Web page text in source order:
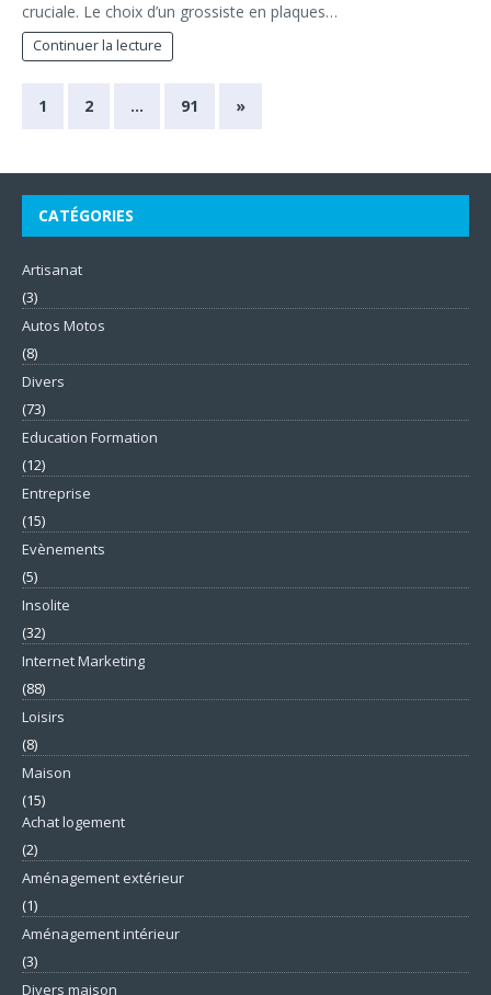
cruciale. Le choix d’un grossiste en plaques…
Continuer la lecture
1 2 … 91 »
CATÉGORIES
Artisanat
(3)
Autos Motos
(8)
Divers
(73)
Education Formation
(12)
Entreprise
(15)
Evènements
(5)
Insolite
(32)
Internet Marketing
(88)
Loisirs
(8)
Maison
(15)
Achat logement
(2)
Aménagement extérieur
(1)
Aménagement intérieur
(3)
Divers maison